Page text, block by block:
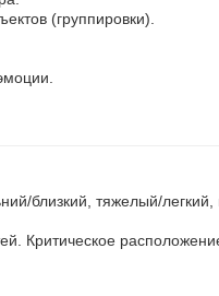
(группировки).
близкий, тяжелый/
Критическое